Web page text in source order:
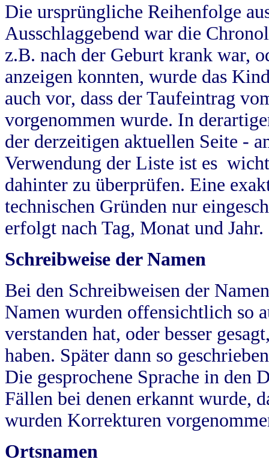
Die ursprüngliche Reihenfolge
Ausschlaggebend war die
z.B. nach der Geburt krank war,
anzeigen konnten, wurde das
auch vor, dass der Taufeintrag
vorgenommen wurde. In
der derzeitigen aktuellen Seite -
Verwendung der Liste ist es
dahinter zu überprüfen. Eine
technischen Gründen nur
erfolgt nach Tag, Monat und Jahr.
Schreibweise der Namen
Bei den Schreibweisen der
Namen wurden offensichtlich so
verstanden hat, oder besser
haben. Später dann so
Die gesprochene Sprache in
Fällen bei denen erkannt wurde,
wurden Korrekturen
Ortsnamen